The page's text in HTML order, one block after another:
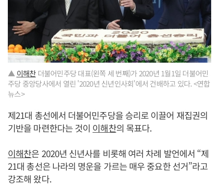
▲이해찬더불어민주당 대표(왼쪽 세 번째)가 2020년 1월1일 더불어민
주당 중앙당사에서 열린 '2020년 신년인사회'에서 건배하고 있다. <연합
뉴스>
제21대 총선에서 더불어민주당을 승리로 이끌어 재집권의
기반을 마련한다는 것이 이해찬의 목표다.
이해찬은 2020년 신년사를 비롯해 여러 차례 발언에서 “제
21대 총선은 나라의 명운을 가르는 매우 중요한 선거”라고
강조해 왔다.